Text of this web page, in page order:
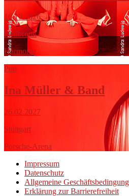
16.10.2026
Heilbronn
Harmonie
Pop
Ina Müller & Band
26.02.2027
Stuttgart
Porsche-Arena
Impressum
Datenschutz
Allgemeine
Erklärung zur Barrierefreiheit